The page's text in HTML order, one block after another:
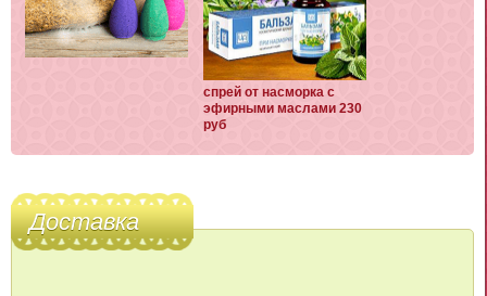
спрей от насморка с
эфирными маслами 230
руб
Доставка